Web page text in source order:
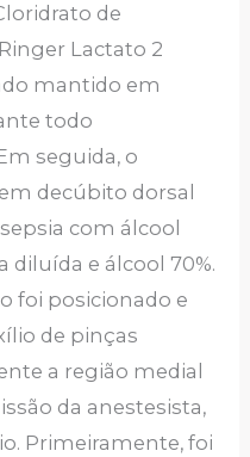
de
Lactato 2
mantido em
todo
seguida, o
decúbito dorsal
com álcool
diluída e álcool 70%.
foi posicionado e
de pinças
a região medial
da anestesista,
Primeiramente, foi